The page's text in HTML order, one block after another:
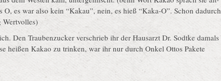
es war also kein “Kakau”, nein, es hieß “Kaka-O”. Schon dadurch
Wertvolles)
Den Traubenzucker verschrieb ihr der Hausarzt Dr. Sodtke damals
heißen Kakao zu trinken, war ihr nur durch Onkel Ottos Pakete